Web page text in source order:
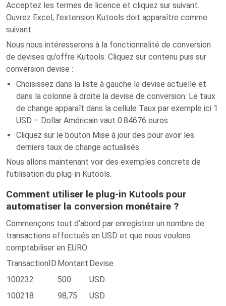
Acceptez les termes de licence et cliquez sur suivant.
Ouvrez Excel, l’extension Kutools doit apparaître comme
suivant :
Nous nous intéresserons à la fonctionnalité de conversion
de devises qu’offre Kutools. Cliquez sur contenu puis sur
conversion devise :
Choisissez dans la liste à gauche la devise actuelle et
dans la colonne à droite la devise de conversion. Le taux
de change apparaît dans la cellule Taux par exemple ici 1
USD – Dollar Américain vaut 0.84676 euros.
Cliquez sur le bouton Mise à jour des pour avoir les
derniers taux de change actualisés.
Nous allons maintenant voir des exemples concrets de
l’utilisation du plug-in Kutools.
Comment utiliser le plug-in Kutools pour
automatiser la conversion monétaire ?
Commençons tout d’abord par enregistrer un nombre de
transactions effectués en USD et que nous voulons
comptabiliser en EURO :
TransactionID Montant Devise
100232
500
USD
100218
98,75
USD